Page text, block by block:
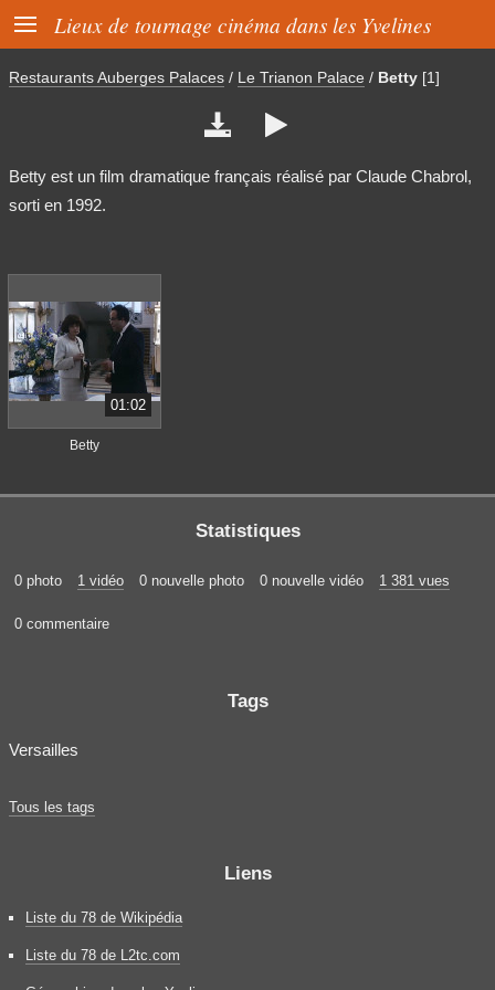
 Lieux de tournage cinéma dans les Yvelines
Restaurants Auberges Palaces / Le Trianon Palace / Betty [1]
 
Betty est un film dramatique français réalisé par Claude Chabrol,
sorti en 1992.
01:02
Betty
Statistiques
0 photo 1 vidéo 0 nouvelle photo 0 nouvelle vidéo 1 381 vues
0 commentaire
Tags
Versailles
Tous les tags
Liens
Liste du 78 de Wikipédia
Liste du 78 de L2tc.com